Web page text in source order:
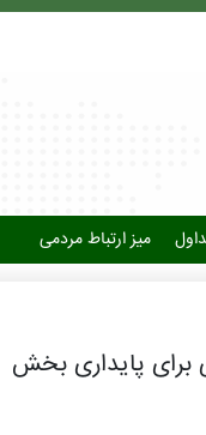
میز ارتباط مردمی
برای پایداری بخش